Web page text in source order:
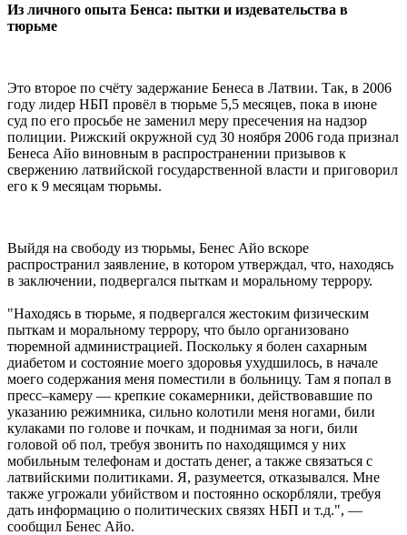
Из личного опыта Бенса: пытки и издевательства в
тюрьме
Это второе по счёту задержание Бенеса в Латвии. Так, в 2006
году лидер НБП провёл в тюрьме 5,5 месяцев, пока в июне
суд по его просьбе не заменил меру пресечения на надзор
полиции. Рижский окружной суд 30 ноября 2006 года признал
Бенеса Айо виновным в распространении призывов к
свержению латвийской государственной власти и приговорил
его к 9 месяцам тюрьмы.
Выйдя на свободу из тюрьмы, Бенес Айо вскоре
распространил заявление, в котором утверждал, что, находясь
в заключении, подвергался пыткам и моральному террору.
"Находясь в тюрьме, я подвергался жестоким физическим
пыткам и моральному террору, что было организовано
тюремной администрацией. Поскольку я болен сахарным
диабетом и состояние моего здоровья ухудшилось, в начале
моего содержания меня поместили в больницу. Там я попал в
пресс–камеру — крепкие сокамерники, действовавшие по
указанию режимника, сильно колотили меня ногами, били
кулаками по голове и почкам, и поднимая за ноги, били
головой об пол, требуя звонить по находящимся у них
мобильным телефонам и достать денег, а также связаться с
латвийскими политиками. Я, разумеется, отказывался. Мне
также угрожали убийством и постоянно оскорбляли, требуя
дать информацию о политических связях НБП и т.д.", —
сообщил Бенес Айо.